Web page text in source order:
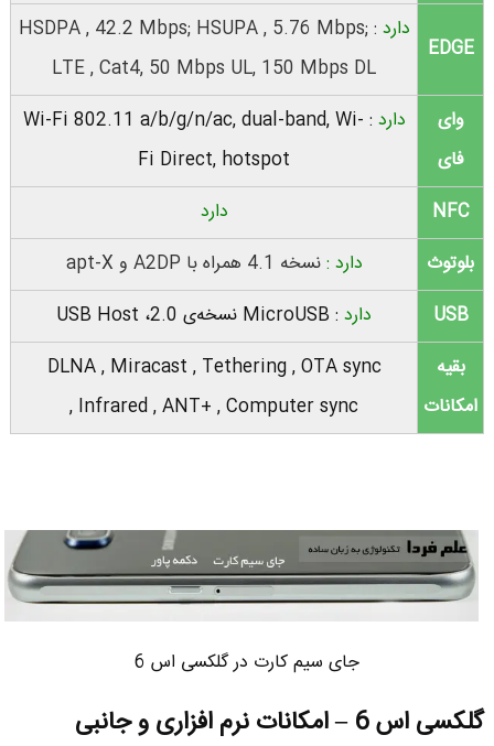
EDGE
دارد :
HSDPA, 42.2 Mbps; HSUPA, 5.76 Mbps;
LTE, Cat4, 50 Mbps UL, 150 Mbps DL
وای
فای
دارد :
Wi-Fi 802.11 a/b/g/n/ac, dual-band,Wi-
Fi Direct, hotspot
NFC
دارد
بلوتوث
دارد :نسخه 4.1 همراه با A2DP و apt-X
USB
دارد: MicroUSB نسخه‌ی 2.0، USB Host
بقیه
امکانات
DLNA , Miracast , Tethering , OTA sync
, Infrared , ANT+ , Computer sync
جای سیم کارت در گلکسی اس 6
گلکسی اس 6 – امکانات نرم افزاری و جانبی